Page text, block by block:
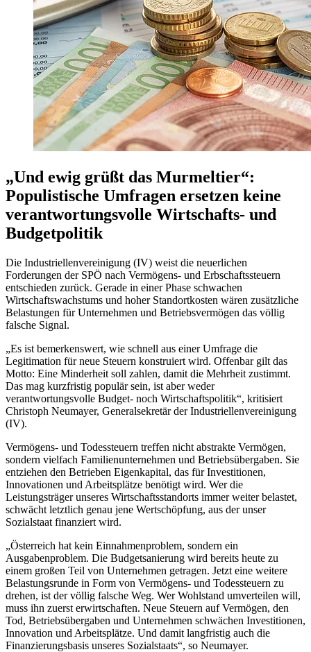
„Und ewig grüßt das Murmeltier“:
Populistische Umfragen ersetzen keine
verantwortungsvolle Wirtschafts- und
Budgetpolitik
Die Industriellenvereinigung (IV) weist die neuerlichen
Forderungen der SPÖ nach Vermögens- und Erbschaftssteuern
entschieden zurück. Gerade in einer Phase schwachen
Wirtschaftswachstums und hoher Standortkosten wären zusätzliche
Belastungen für Unternehmen und Betriebsvermögen das völlig
falsche Signal.
„Es ist bemerkenswert, wie schnell aus einer Umfrage die
Legitimation für neue Steuern konstruiert wird. Offenbar gilt das
Motto: Eine Minderheit soll zahlen, damit die Mehrheit zustimmt.
Das mag kurzfristig populär sein, ist aber weder
verantwortungsvolle Budget- noch Wirtschaftspolitik“, kritisiert
Christoph Neumayer, Generalsekretär der Industriellenvereinigung
(IV).
Vermögens- und Todessteuern treffen nicht abstrakte Vermögen,
sondern vielfach Familienunternehmen und Betriebsübergaben. Sie
entziehen den Betrieben Eigenkapital, das für Investitionen,
Innovationen und Arbeitsplätze benötigt wird. Wer die
Leistungsträger unseres Wirtschaftsstandorts immer weiter belastet,
schwächt letztlich genau jene Wertschöpfung, aus der unser
Sozialstaat finanziert wird.
„Österreich hat kein Einnahmenproblem, sondern ein
Ausgabenproblem. Die Budgetsanierung wird bereits heute zu
einem großen Teil von Unternehmen getragen. Jetzt eine weitere
Belastungsrunde in Form von Vermögens- und Todessteuern zu
drehen, ist der völlig falsche Weg. Wer Wohlstand umverteilen will,
muss ihn zuerst erwirtschaften. Neue Steuern auf Vermögen, den
Tod, Betriebsübergaben und Unternehmen schwächen Investitionen,
Innovation und Arbeitsplätze. Und damit langfristig auch die
Finanzierungsbasis unseres Sozialstaats“, so Neumayer.